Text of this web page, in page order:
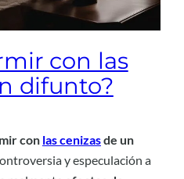
con las
difunto?
con las cenizasde un
y especulación a